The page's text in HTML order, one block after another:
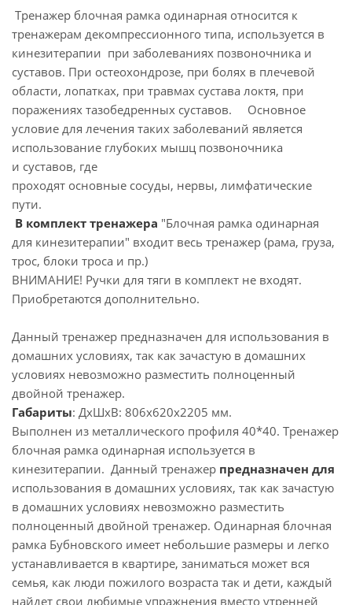
Тренажер блочная рамка одинарная относится к
тренажерам декомпрессионного типа, используется в
кинезитерапии при заболеваниях позвоночника и
суставов. При остеохондрозе, при болях в плечевой
области, лопатках, при травмах сустава локтя, при
поражениях тазобедренных суставов. Основное
условие для лечения таких заболеваний является
использование глубоких мышц позвоночника
и суставов, где
проходят основные сосуды, нервы, лимфатические
пути.
В комплект тренажера "Блочная рамка одинарная
для кинезитерапии" входит весь тренажер (рама, груза,
трос, блоки троса и пр.)
ВНИМАНИЕ! Ручки для тяги в комплект не входят.
Приобретаются дополнительно.
Данный тренажер предназначен для использования в
домашних условиях, так как зачастую в домашних
условиях невозможно разместить полноценный
двойной тренажер.
Габариты: ДхШхВ: 806х620х2205 мм.
Выполнен из металлического профиля 40*40. Тренажер
блочная рамка одинарная используется в
кинезитерапии. Данный тренажер предназначен для
использования в домашних условиях, так как зачастую
в домашних условиях невозможно разместить
полноценный двойной тренажер. Одинарная блочная
рамка Бубновского имеет небольшие размеры и легко
устанавливается в квартире, заниматься может вся
семья, как люди пожилого возраста так и дети, каждый
найдет свои любимые упражнения вместо утренней